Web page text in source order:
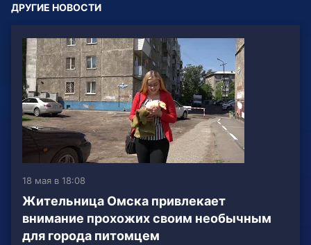
ДРУГИЕ НОВОСТИ
18 мая в 18:08
Жительница Омска привлекает
внимание прохожих своим необычным
для города питомцем